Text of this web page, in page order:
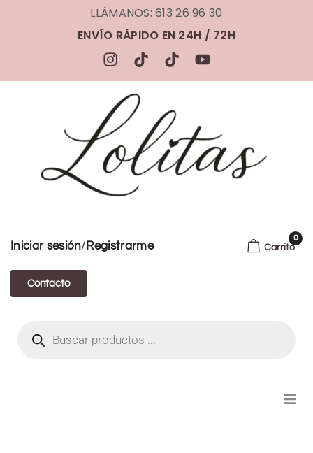
LLÁMANOS: 613 26 96 30
ENVÍO RÁPIDO EN 24H / 72H
Iniciar sesión/ Registrarme
Contacto
Carrito
0